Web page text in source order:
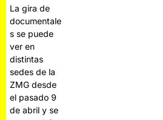
La gira de
documentale
s se puede
ver en
distintas
sedes de la
ZMG desde
el pasado 9
de abril y se